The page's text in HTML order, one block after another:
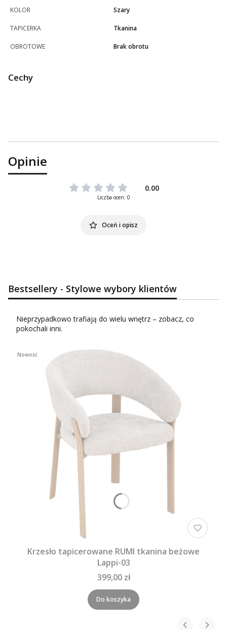
KOLOR Szary
TAPICERKA Tkanina
OBROTOWE Brak obrotu
Cechy
Opinie
0.00
Liczba ocen: 0
Oceń i opisz
Bestsellery - Stylowe wybory klientów
Nieprzypadkowo trafiają do wielu wnętrz – zobacz, co
pokochali inni.
Nowość
Krzesło tapicerowane RUMI tkanina beżowe
Lappi-03
399,00 zł
Do koszyka